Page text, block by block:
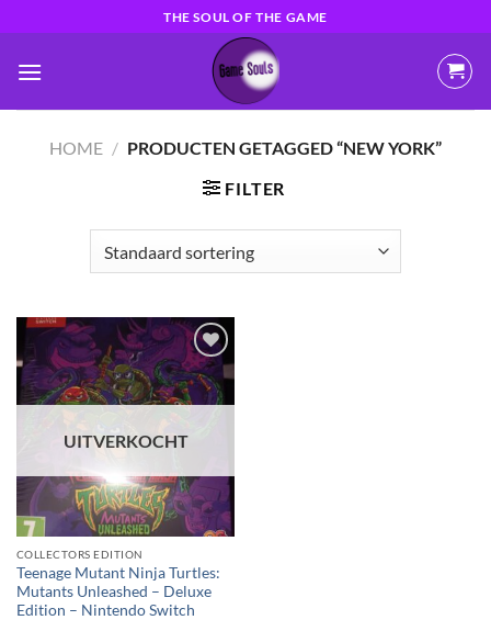
naar
inhoud
THE SOUL OF THE GAME
HOME / PRODUCTEN GETAGGED “NEW YORK”
FILTER
Toevoegen
aan
verlanglijst
UITVERKOCHT
COLLECTORS EDITION
Teenage Mutant Ninja Turtles:
Mutants Unleashed – Deluxe
Edition – Nintendo Switch